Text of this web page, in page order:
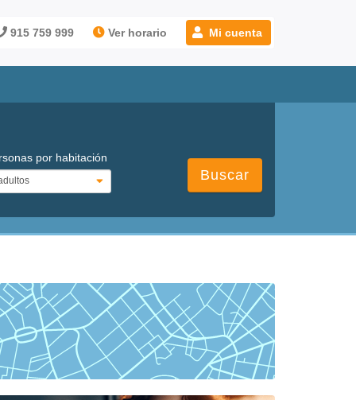
915 759 999 Ver horario Mi cuenta
por habitación
Buscar